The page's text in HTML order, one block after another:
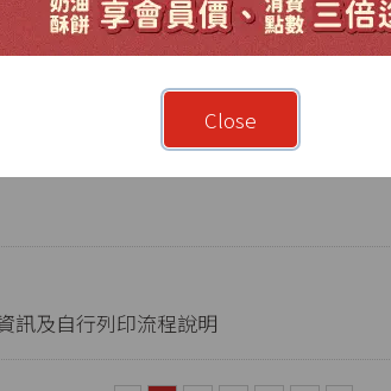
訊及自行列印流程說明
Close